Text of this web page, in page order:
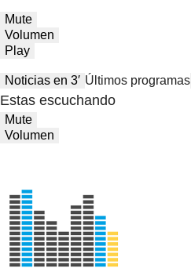
Mute
Volumen
Play
Noticias en 3′ Últimos programas
Estas escuchando
Mute
Volumen